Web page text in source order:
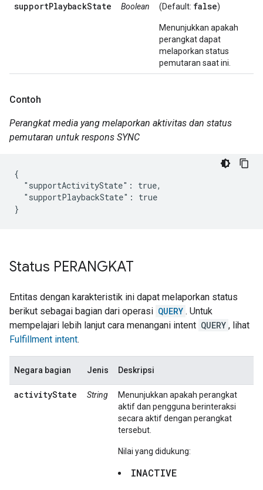
supportPlaybackState Boolean (Default: false)
Menunjukkan apakah
perangkat dapat
melaporkan status
pemutaran saat ini.
Contoh
Perangkat media yang melaporkan aktivitas dan status
pemutaran untuk respons SYNC
{
  "supportActivityState": true,
  "supportPlaybackState": true
}
Status PERANGKAT
Entitas dengan karakteristik ini dapat melaporkan status
berikut sebagai bagian dari operasi QUERY . Untuk
mempelajari lebih lanjut cara menangani intent QUERY , lihat
Fulfillment intent.
Negara bagian Jenis Deskripsi
activityState String
Menunjukkan apakah perangkat
aktif dan pengguna berinteraksi
secara aktif dengan perangkat
tersebut.
Nilai yang didukung:
INACTIVE